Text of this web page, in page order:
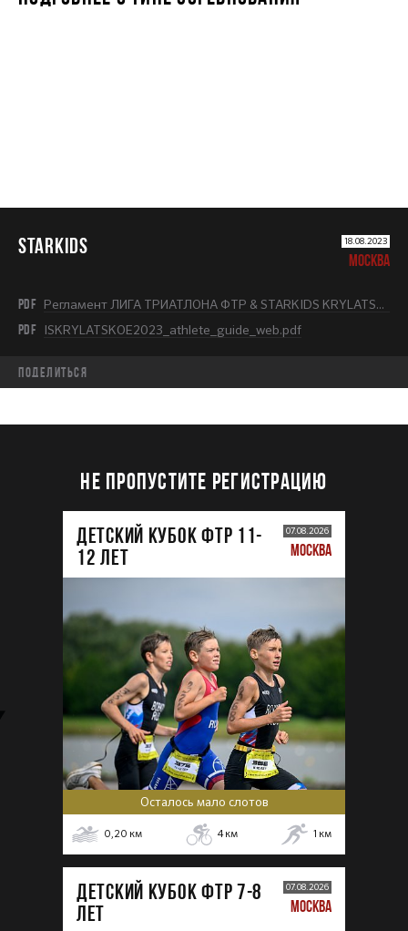
STARKIDS 18.08.2023
МОСКВА
PDF Регламент ЛИГА ТРИАТЛОНА ФТР & STARKIDS KRYLATSKOE 2023.pdf
PDF ISKRYLATSKOE2023_athlete_guide_web.pdf
Поделиться
НЕ ПРОПУСТИТЕ РЕГИСТРАЦИЮ
ДЕТСКИЙ КУБОК ФТР 11-
12 лет
07.08.2026
МОСКВА
Осталось мало слотов
0,20 км 4км 1 км
ДЕТСКИЙ КУБОК ФТР 7-8
лет
07.08.2026
МОСКВА